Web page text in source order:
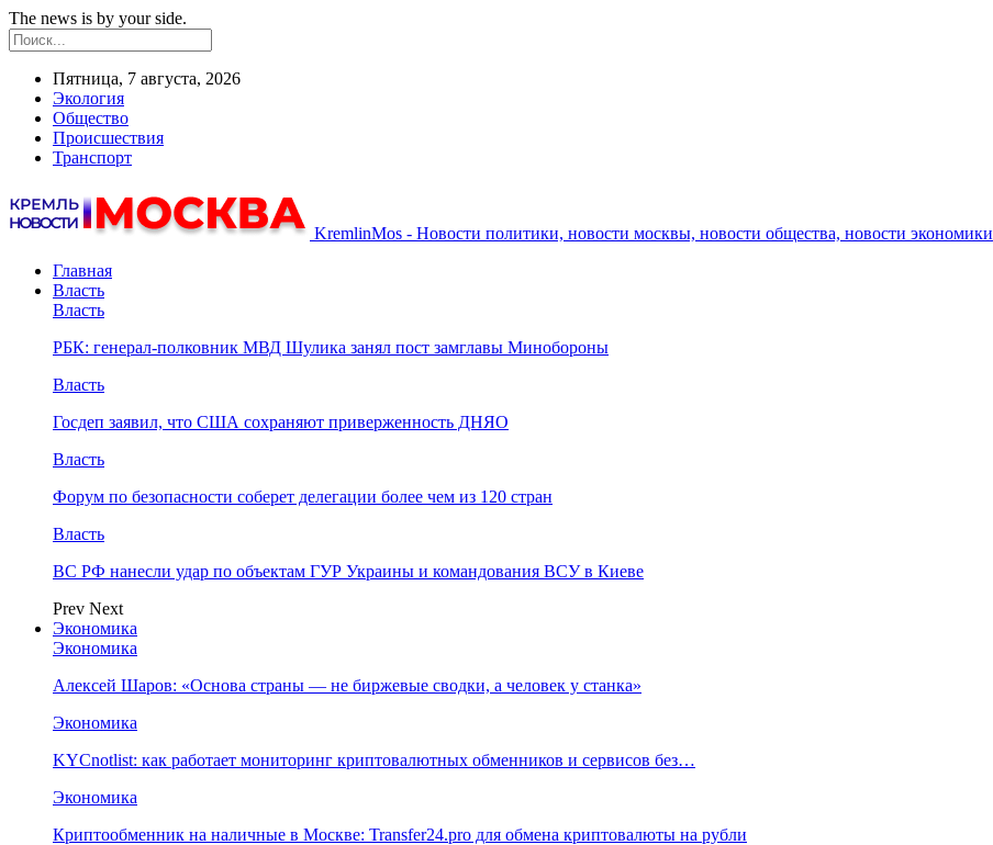
The news is by your side.
Пятница, 7 августа, 2026
Экология
Общество
Происшествия
Транспорт
KremlinMos - Новости политики, новости москвы, новости общества, новости экономики
Главная
Власть
Власть
РБК: генерал-полковник МВД Шулика занял пост замглавы Минобороны
Власть
Госдеп заявил, что США сохраняют приверженность ДНЯО
Власть
Форум по безопасности соберет делегации более чем из 120 стран
Власть
ВС РФ нанесли удар по объектам ГУР Украины и командования ВСУ в Киеве
Prev Next
Экономика
Экономика
Алексей Шаров: «Основа страны — не биржевые сводки, а человек у станка»
Экономика
KYCnotlist: как работает мониторинг криптовалютных обменников и сервисов без…
Экономика
Криптообменник на наличные в Москве: Transfer24.pro для обмена криптовалюты на рубли